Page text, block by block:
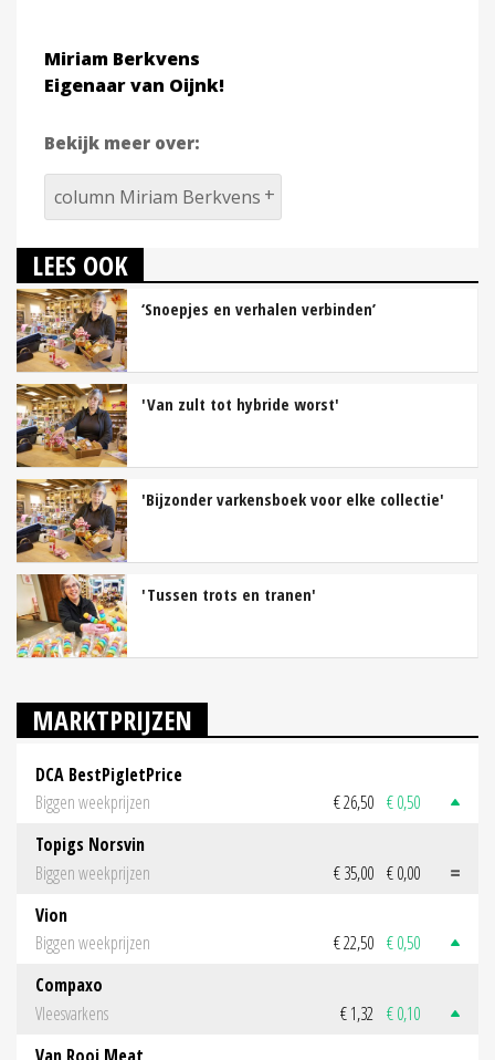
Miriam Berkvens
Eigenaar van Oijnk!
Bekijk meer over:
column Miriam Berkvens
LEES OOK
‘Snoepjes en verhalen verbinden’
'Van zult tot hybride worst'
'Bijzonder varkensboek voor elke collectie'
'Tussen trots en tranen'
MARKTPRIJZEN
DCA BestPigletPrice
Biggen weekprijzen
€ 26,50 € 0,50
Topigs Norsvin
Biggen weekprijzen
€ 35,00 € 0,00
Vion
Biggen weekprijzen
€ 22,50 € 0,50
Compaxo
Vleesvarkens
€ 1,32 € 0,10